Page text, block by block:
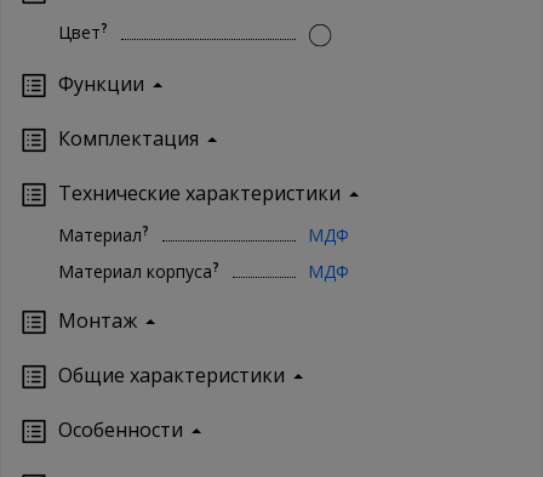
Цвет?
Функции
Комплектация
Технические характеристики
Материал?
МДФ
Материал корпуса? МДФ
Монтаж
Oбщие характеристики
Особенности